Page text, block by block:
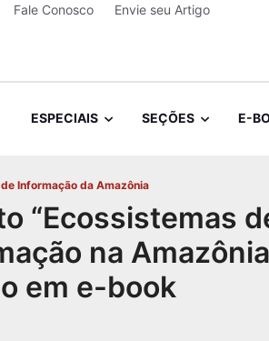
Fale Conosco Envie seu Artigo
ESPECIAIS SEÇÕES E-
Informação da Amazônia
“Ecossistemas
na
em e-book